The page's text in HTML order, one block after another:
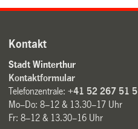
Kontakt
Stadt Winterthur
Kontaktformular
Telefonzentrale:+41 52 267 51
Mo–Do: 8–12 & 13.30–17 Uhr
Fr: 8–12 & 13.30–16 Uhr